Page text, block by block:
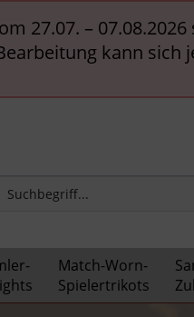
27.07. –
kann sich
Match-Worn-
Spielertrikots